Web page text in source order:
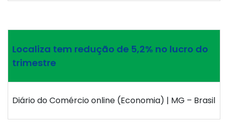
Localiza tem redução de 5,2% no lucro do
trimestre
Diário do Comércio online (Economia) | MG – Brasil